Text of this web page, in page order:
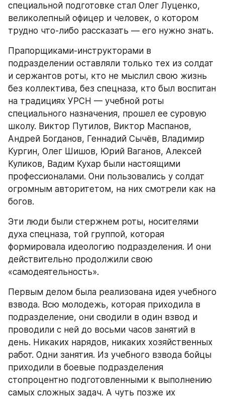
специальной подготовке стал Олег Луценко,
великолепный офицер и человек, о котором
трудно что-либо рассказать — его нужно знать.
Прапорщиками-инструкторами в
подразделении оставляли только тех из солдат
и сержантов роты, кто не мыслил свою жизнь
без коллектива, без спецназа, кто был воспитан
на традициях УРСН — учебной роты
специального назначения, прошел ее суровую
школу. Виктор Путилов, Виктор Маспанов,
Андрей Богданов, Геннадий Сычёв, Владимир
Кургин, Олег Шишов, Юрий Ваганов, Алексей
Куликов, Вадим Кухар были настоящими
профессионалами. Они пользовались у солдат
огромным авторитетом, на них смотрели как на
богов.
Эти люди были стержнем роты, носителями
духа спецназа, той группой, которая
формировала идеологию подразделения. И они
действительно продолжили свою
«самодеятельность».
Первым делом была реализована идея учебного
взвода. Всю молодежь, которая приходила в
подразделение, они сводили в один взвод и
проводили с ней до восьми часов занятий в
день. Никаких нарядов, никаких хозяйственных
работ. Одни занятия. Из учебного взвода бойцы
приходили в боевые подразделения
стопроцентно подготовленными к выполнению
самых сложных задач. А чуть позже их